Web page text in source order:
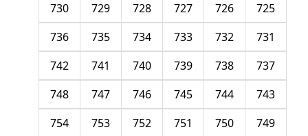
725
726
727
728
729
730
731
732
733
734
735
736
737
738
739
740
741
742
743
744
745
746
747
748
749
750
751
752
753
754